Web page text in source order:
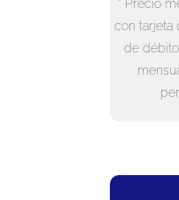
* Precio
con tarjeta
de